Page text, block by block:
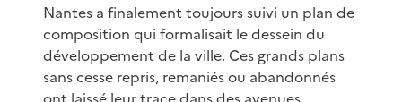
Nantes a finalement toujours suivi un plan de
composition qui formalisait le dessein du
développement de la ville. Ces grands plans
sans cesse repris, remaniés ou abandonnés